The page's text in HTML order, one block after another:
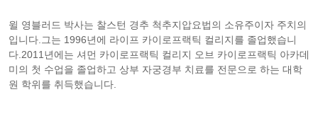
윌 영블러드 박사는 찰스턴 경추 척추지압요법의 소유주이자 주치의
입니다.그는 1996년에 라이프 카이로프랙틱 컬리지를 졸업했습니
다.2011년에는 셔먼 카이로프랙틱 컬리지 오브 카이로프랙틱 아카데
미의 첫 수업을 졸업하고 상부 자궁경부 치료를 전문으로 하는 대학
원 학위를 취득했습니다.